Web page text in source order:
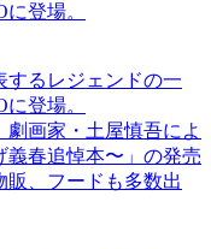
登場。
するレジェンドの一
登場。
画家・土屋慎吾によ
義春追悼本〜」の発売
、フードも多数出